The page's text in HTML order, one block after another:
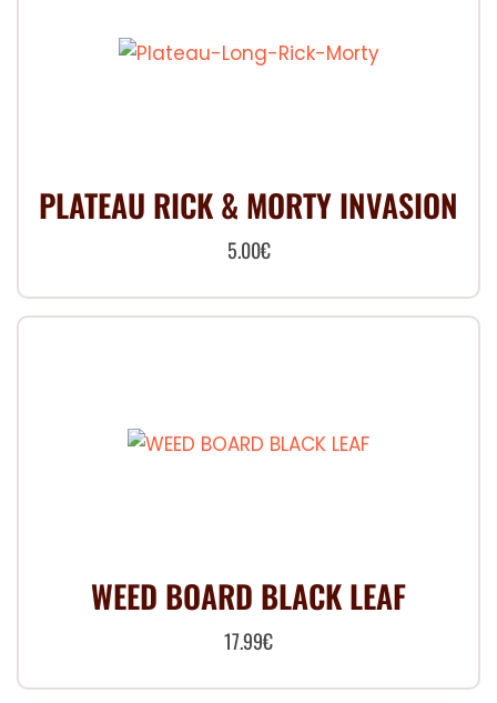
PLATEAU RICK & MORTY INVASION
5.00€
WEED BOARD BLACK LEAF
17.99€